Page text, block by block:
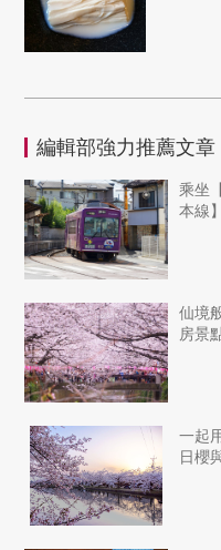
編輯部強力推薦文章
乘坐
本線
仙境
房景
一起
日櫻